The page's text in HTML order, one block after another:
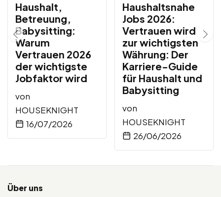
Haushalt,
Betreuung,
Babysitting:
Warum
Vertrauen 2026
der wichtigste
Jobfaktor wird
von
HOUSEKNIGHT
16/07/2026
Haushaltsnahe
Jobs 2026:
Vertrauen wird
zur wichtigsten
Währung: Der
Karriere-Guide
für Haushalt und
Babysitting
von
HOUSEKNIGHT
26/06/2026
Über uns